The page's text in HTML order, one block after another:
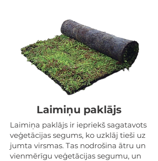
Laimiņu paklājs
Laimiņa paklājs ir iepriekš sagatavots
veģetācijas segums, ko uzklāj tieši uz
jumta virsmas. Tas nodrošina ātru un
vienmērīgu veģetācijas segumu, un